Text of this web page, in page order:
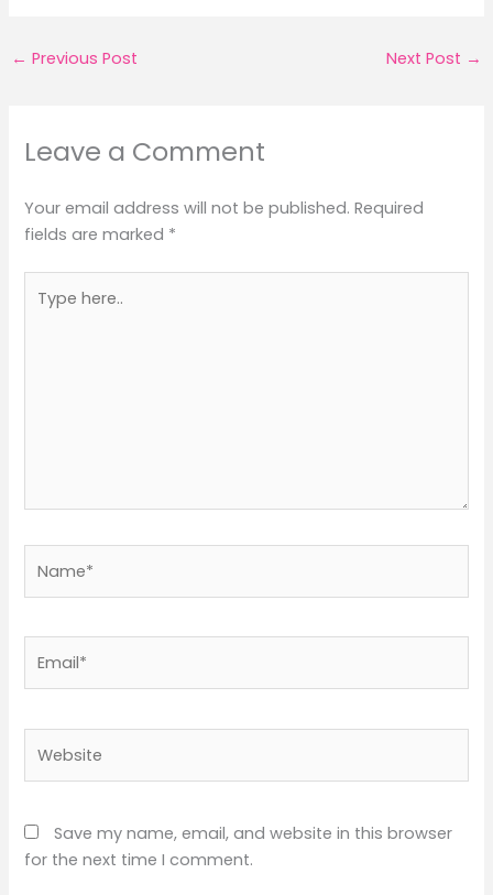
← Previous Post Next Post →
Leave a Comment
Your email address will not be published. Required
fields are marked *
here..
Save my name, email, and website in this browser
for the next time I comment.